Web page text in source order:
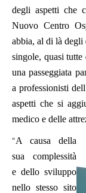
degli aspetti che
Nuovo Centro
abbia, al di là degli
singole, quasi tutte
una passeggiata
a professionisti
aspetti che si
medico e delle
“A causa della
sua complessità
e dello sviluppo
nello stesso sito